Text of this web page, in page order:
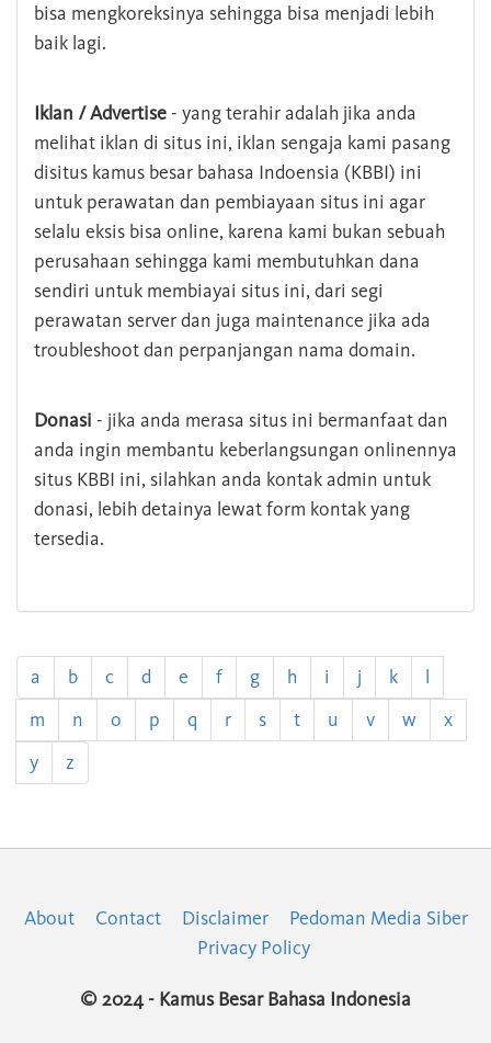
bisa mengkoreksinya sehingga bisa menjadi lebih
baik lagi.
Iklan / Advertise - yang terahir adalah jika anda
melihat iklan di situs ini, iklan sengaja kami pasang
disitus kamus besar bahasa Indoensia (KBBI) ini
untuk perawatan dan pembiayaan situs ini agar
selalu eksis bisa online, karena kami bukan sebuah
perusahaan sehingga kami membutuhkan dana
sendiri untuk membiayai situs ini, dari segi
perawatan server dan juga maintenance jika ada
troubleshoot dan perpanjangan nama domain.
Donasi - jika anda merasa situs ini bermanfaat dan
anda ingin membantu keberlangsungan onlinennya
situs KBBI ini, silahkan anda kontak admin untuk
donasi, lebih detainya lewat form kontak yang
tersedia.
a b c d e f g h i j k
l
m
n o p q r s t u v w
x
y
z
About Contact Disclaimer
Pedoman Media Siber
Privacy Policy
© 2024 - Kamus Besar Bahasa Indonesia